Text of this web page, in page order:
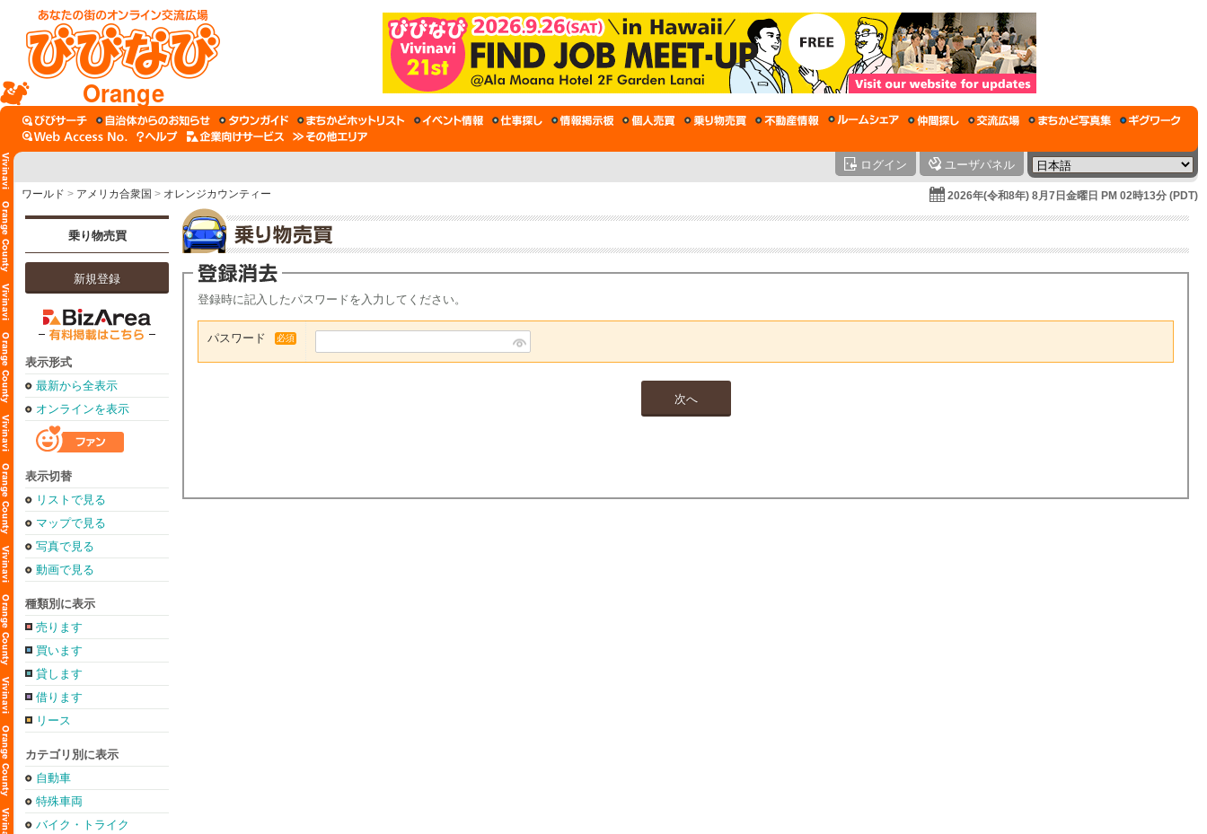
Orange
ログイン ユーザパネル
ワールド > アメリカ合衆国 > オレンジカウンティー 2026年(令和8年) 8月7日金曜日 PM 02時13分 (PDT)
乗り物売買
新規登録
表示形式
最新から全表示
オンラインを表示
表示切替
リストで見る
マップで見る
写真で見る
動画で見る
種類別に表示
売ります
買います
貸します
借ります
リース
カテゴリ別に表示
自動車
特殊車両
バイク・トライク
登録時に記入したパスワードを入力してください。
パスワード 必須